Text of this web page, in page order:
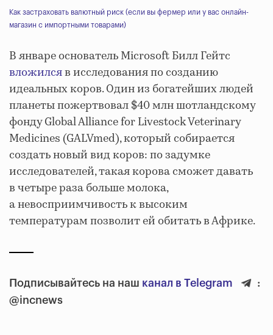
Как застраховать валютный риск (если вы фермер или у вас онлайн-
магазин с импортными товарами)
В январе основатель Microsoft Билл Гейтс
вложилсяв исследования по созданию
идеальных коров. Один из богатейших людей
планеты пожертвовал $40 млн шотландскому
фонду Global Alliance for Livestock Veterinary
Medicines (GALVmed), который собирается
создать новый вид коров: по задумке
исследователей, такая корова сможет давать
в четыре раза больше молока,
а невосприимчивость к высоким
температурам позволит ей обитать в Африке.
Подписывайтесь на наш канал в Telegram
:
@incnews